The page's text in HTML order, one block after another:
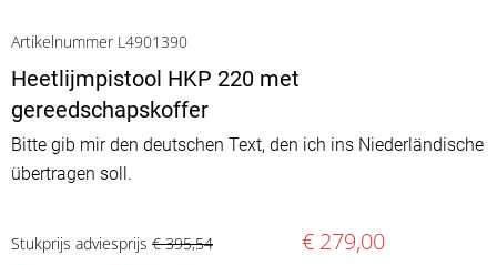
Artikelnummer L4901390
Heetlijmpistool HKP 220 met
gereedschapskoffer
Bitte gib mir den deutschen Text, den ich ins Niederländische
übertragen soll.
Stukprijs adviesprijs € 395,54 € 279,00